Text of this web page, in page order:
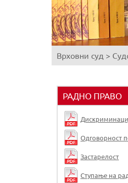
You
here
Врховни суд >
РАДНО ПРАВО
Одговорност
Застарелост
Ступање на